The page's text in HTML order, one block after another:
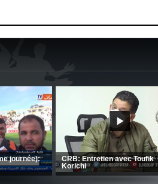
MCA: Kaci-Saïd évoque le
succès du Mouloudia face
MFM
la